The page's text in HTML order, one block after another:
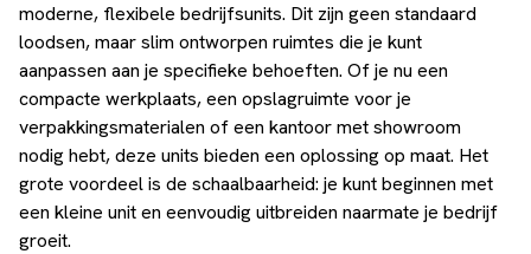
moderne, flexibele bedrijfsunits. Dit zijn geen standaard
loodsen, maar slim ontworpen ruimtes die je kunt
aanpassen aan je specifieke behoeften. Of je nu een
compacte werkplaats, een opslagruimte voor je
verpakkingsmaterialen of een kantoor met showroom
nodig hebt, deze units bieden een oplossing op maat. Het
grote voordeel is de schaalbaarheid: je kunt beginnen met
een kleine unit en eenvoudig uitbreiden naarmate je bedrijf
groeit.